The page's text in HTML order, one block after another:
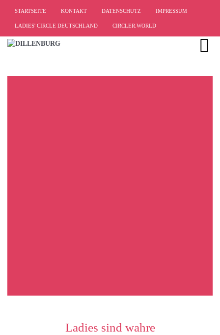
STARTSEITE KONTAKT DATENSCHUTZ IMPRESSUM
LADIES' CIRCLE DEUTSCHLAND CIRCLER.WORLD
Ladies sind wahre